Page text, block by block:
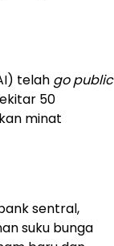
telah go public
50
minat
sentral,
suku bunga